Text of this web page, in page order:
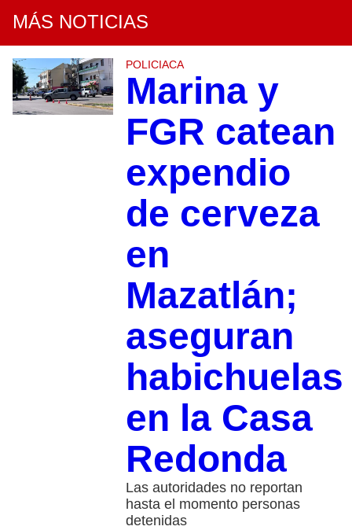
MÁS NOTICIAS
POLICIACA
Marina y
FGR catean
expendio
de cerveza
en
Mazatlán;
aseguran
habichuelas
en la Casa
Redonda
Las autoridades no reportan
hasta el momento personas
detenidas